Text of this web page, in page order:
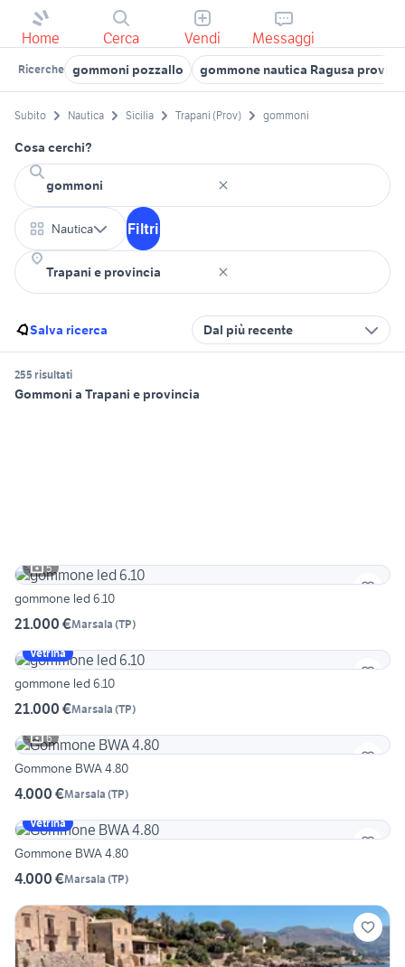
Home Cerca Vendi Messaggi
Ricerche gommoni pozzallo gommone nautica Ragusa
Subito Nautica Sicilia Trapani (Prov) gommoni
Cosa cerchi?
Nautica Filtri
Salva ricerca Dal più recente
255 risultati
Gommoni a Trapani e provincia
5
gommone led 6.10
21.000 €Marsala (TP)
Vetrina
gommone led 6.10
21.000 €Marsala (TP)
6
Gommone BWA 4.80
4.000 €Marsala (TP)
Vetrina
Gommone BWA 4.80
4.000 €Marsala (TP)